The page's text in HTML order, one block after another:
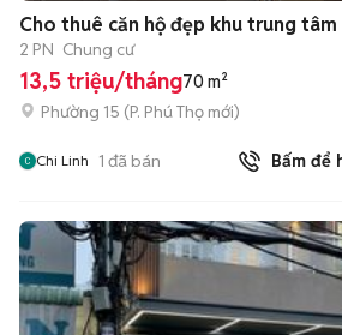
Cho thuê căn hộ đẹp khu trung tâm
2 PN Chung cư
13,5 triệu/tháng70 m²
Phường 15 (P. Phú Thọ mới)
Chi Linh 1 đã bán Bấm để